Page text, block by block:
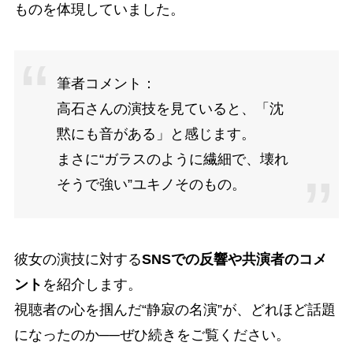
ものを体現していました。
筆者コメント：
高石さんの演技を見ていると、「沈
黙にも音がある」と感じます。
まさに“ガラスのように繊細で、壊れ
そうで強い”ユキノそのもの。
彼女の演技に対するSNSでの反響や共演者のコメ
ント を紹介します。
視聴者の心を掴んだ“静寂の名演”が、どれほど話題
になったのか──ぜひ続きをご覧ください。